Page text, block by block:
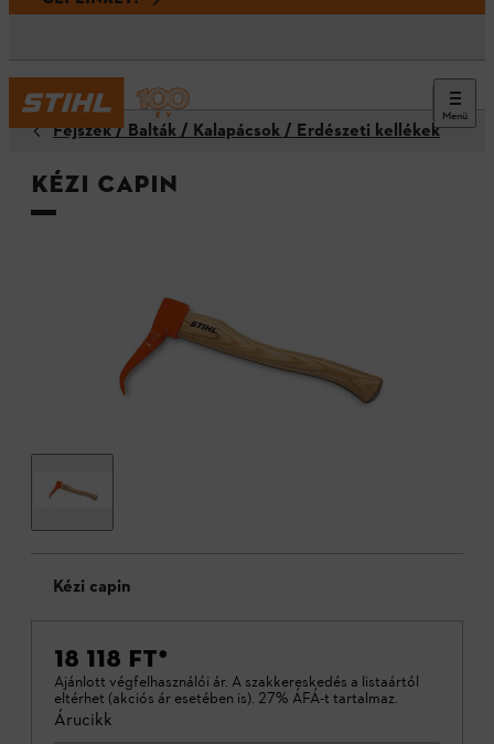
Menü
Fejszék / Balták / Kalapácsok / Erdészeti kellékek
Kézi capin
Kézi capin
18 118 FT*
Ajánlott végfelhasználói ár. A szakkereskedés a listaártól
eltérhet (akciós ár esetében is). 27% ÁFÁ-t tartalmaz.
Árucikk